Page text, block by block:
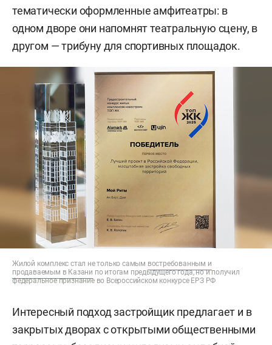
тематически оформленные амфитеатры: в
одном дворе они напомнят театральную сцену, в
другом — трибуну для спортивных площадок.
Жилой комплекс стал не только самым востребованным и
продаваемым в Казани по итогам предыдущего года, но и получил
федеральное признание во Всероссийском конкурсе ЕРЗ РФ
Интересный подход застройщик предлагает и в
закрытых дворах с открытыми общественными